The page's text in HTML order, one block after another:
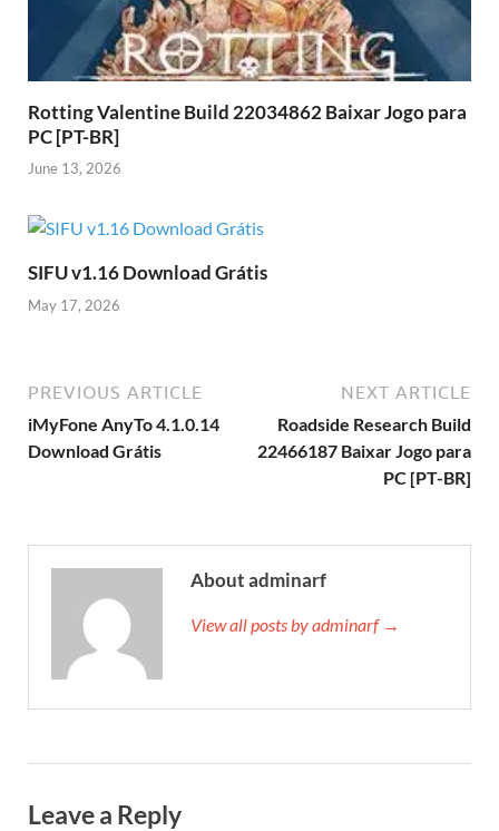
Rotting Valentine Build 22034862 Baixar Jogo para
PC [PT-BR]
June 13, 2026
SIFU v1.16 Download Grátis
May 17, 2026
PREVIOUS ARTICLE
iMyFone AnyTo 4.1.0.14
Download Grátis
NEXT ARTICLE
Roadside Research Build
22466187 Baixar Jogo para
PC [PT-BR]
About adminarf
View all posts by adminarf →
Leave a Reply